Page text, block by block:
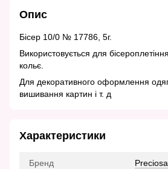
Опис
Бісер 10/0 № 17786, 5г.
Використовується для
кольє.
Для декоративного оформлення
вишивання картин і т. д
Характеристики
Бренд Preciosa